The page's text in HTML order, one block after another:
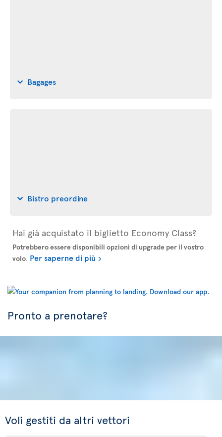
Bagages
Bistro preordine
Hai già acquistato il biglietto Economy Class?
Potrebbero essere disponibili opzioni di upgrade per il vostro
volo. Per saperne di più
Pronto a prenotare?
Voli gestiti da altri vettori